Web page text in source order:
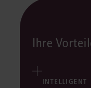
Ihre
INTELLIGENT